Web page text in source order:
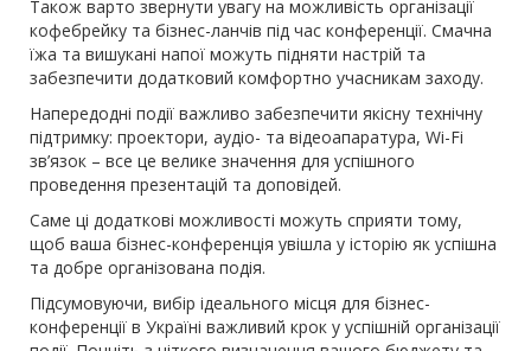
Також варто звернути увагу на можливість організації
кофебрейку та бізнес-ланчів під час конференції. Смачна
їжа та вишукані напої можуть підняти настрій та
забезпечити додатковий комфортно учасникам заходу.
Напередодні події важливо забезпечити якісну технічну
підтримку: проектори, аудіо- та відеоапаратура, Wi-Fi
зв’язок – все це велике значення для успішного
проведення презентацій та доповідей.
Саме ці додаткові можливості можуть сприяти тому,
щоб ваша бізнес-конференція увішла у історію як успішна
та добре організована подія.
Підсумовуючи, вибір ідеального місця для бізнес-
конференції в Україні важливий крок у успішній організації